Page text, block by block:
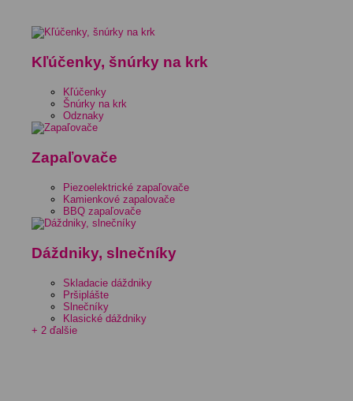
Kľúčenky, šnúrky na krk
Kľúčenky
Šnúrky na krk
Odznaky
Zapaľovače
Piezoelektrické zapaľovače
Kamienkové zapalovače
BBQ zapaľovače
Dáždniky, slnečníky
Skladacie dáždniky
Pršiplášte
Slnečníky
Klasické dáždniky
+ 2 ďalšie